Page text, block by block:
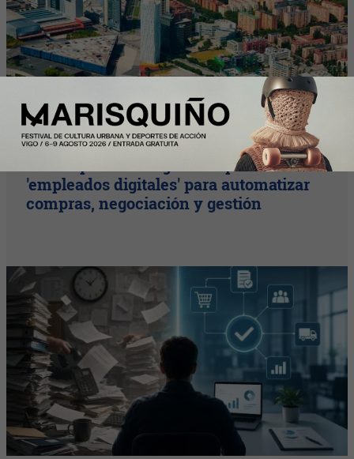
Plus
Las empresas integran los primeros
'empleados digitales' para automatizar
compras, negociación y gestión